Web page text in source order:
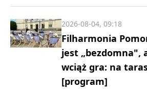
Filharmonia
jest „bezdomna",
wciąż gra: na
[program]
2026-08-04, 09:18